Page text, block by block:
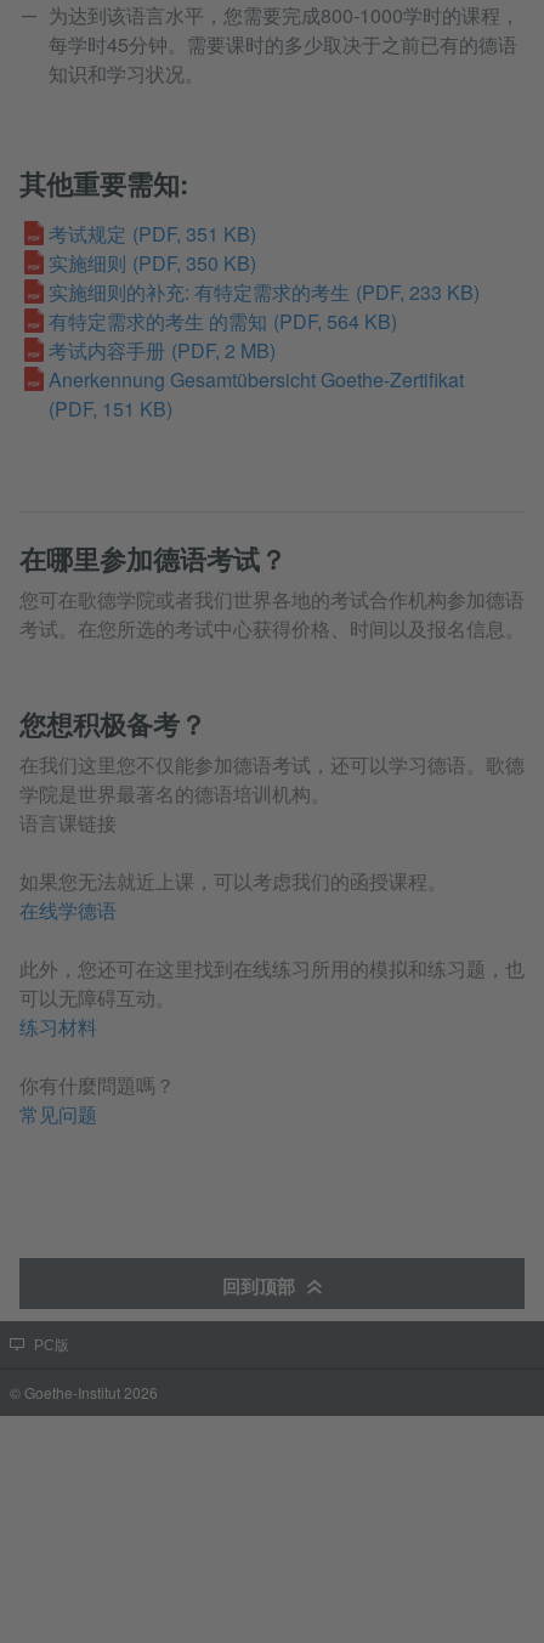
为达到该语言水平，您需要完成800-1000学时的课程，
每学时45分钟。需要课时的多少取决于之前已有的德语
知识和学习状况。
其他重要需知:
考试规定 (PDF, 351 KB)
实施细则 (PDF, 350 KB)
实施细则的补充: 有特定需求的考生 (PDF, 233 KB)
有特定需求的考生 的需知 (PDF, 564 KB)
考试内容手册 (PDF, 2 MB)
Anerkennung Gesamtübersicht Goethe-Zertifikat
(PDF, 151 KB)
在哪里参加德语考试？
您可在歌德学院或者我们世界各地的考试合作机构参加德语
考试。在您所选的考试中心获得价格、时间以及报名信息。
您想积极备考？
在我们这里您不仅能参加德语考试，还可以学习德语。歌德
学院是世界最著名的德语培训机构。
语言课链接
如果您无法就近上课，可以考虑我们的函授课程。
在线学德语
此外，您还可在这里找到在线练习所用的模拟和练习题，也
可以无障碍互动。
练习材料
你有什麼問題嗎？
常见问题
回到顶部
PC版
© Goethe-Institut 2026